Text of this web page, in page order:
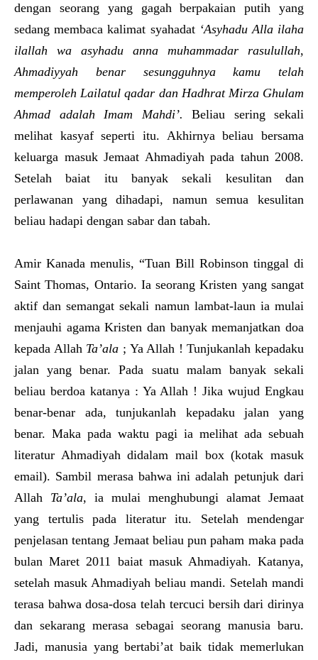
dengan seorang yang gagah berpakaian putih yang
sedang membaca kalimat syahadat‘Asyhadu Alla ilaha
ilallah wa asyhadu anna muhammadar rasulullah,
Ahmadiyyah benar sesungguhnya kamu telah
memperoleh Lailatul qadar dan Hadhrat Mirza Ghulam
Ahmad adalah Imam Mahdi’. Beliau sering sekali
melihat kasyaf seperti itu. Akhirnya beliau bersama
keluarga masuk Jemaat Ahmadiyah pada tahun 2008.
Setelah baiat itu banyak sekali kesulitan dan
perlawanan yang dihadapi, namun semua kesulitan
beliau hadapi dengan sabar dan tabah.
Amir Kanada menulis, “Tuan Bill Robinson tinggal di
Saint Thomas, Ontario. Ia seorang Kristen yang sangat
aktif dan semangat sekali namun lambat-laun ia mulai
menjauhi agama Kristen dan banyak memanjatkan doa
kepada Allah Ta’ala ; Ya Allah ! Tunjukanlah kepadaku
jalan yang benar. Pada suatu malam banyak sekali
beliau berdoa katanya : Ya Allah ! Jika wujud Engkau
benar-benar ada, tunjukanlah kepadaku jalan yang
benar. Maka pada waktu pagi ia melihat ada sebuah
literatur Ahmadiyah didalam mail box (kotak masuk
email). Sambil merasa bahwa ini adalah petunjuk dari
Allah Ta’ala, ia mulai menghubungi alamat Jemaat
yang tertulis pada literatur itu. Setelah mendengar
penjelasan tentang Jemaat beliau pun paham maka pada
bulan Maret 2011 baiat masuk Ahmadiyah. Katanya,
setelah masuk Ahmadiyah beliau mandi. Setelah mandi
terasa bahwa dosa-dosa telah tercuci bersih dari dirinya
dan sekarang merasa sebagai seorang manusia baru.
Jadi, manusia yang bertabi’at baik tidak memerlukan